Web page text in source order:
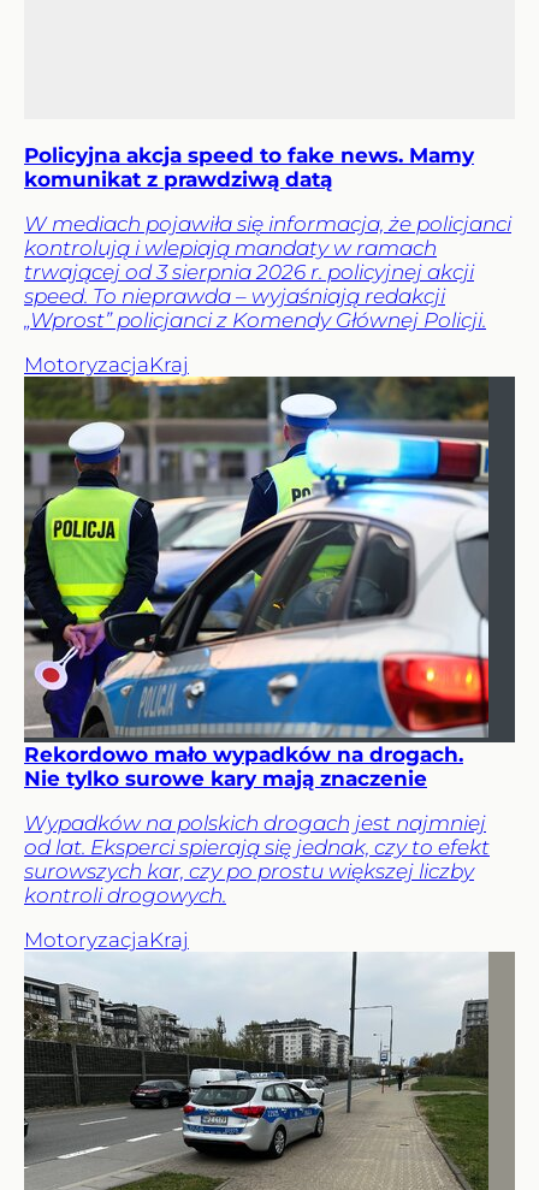
Policyjna akcja speed to fake news. Mamy
komunikat z prawdziwą datą
W mediach pojawiła się informacja, że policjanci
kontrolują i wlepiają mandaty w ramach
trwającej od 3 sierpnia 2026 r. policyjnej akcji
speed. To nieprawda – wyjaśniają redakcji
„Wprost” policjanci z Komendy Głównej Policji.
MotoryzacjaKraj
Rekordowo mało wypadków na drogach.
Nie tylko surowe kary mają znaczenie
Wypadków na polskich drogach jest najmniej
od lat. Eksperci spierają się jednak, czy to efekt
surowszych kar, czy po prostu większej liczby
kontroli drogowych.
MotoryzacjaKraj